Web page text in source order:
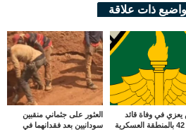
ذات علاقة
يعزي في وفاة قائد
الكتيبة 42 بالمنطقة العسكرية
العثور على جثماني منقبين
سودانيين بعد فقدانهما في